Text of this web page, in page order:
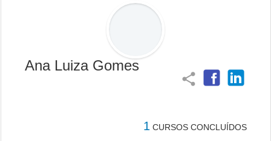
Ana Luiza Gomes
share
1 CURSOS CONCLUÍDOS